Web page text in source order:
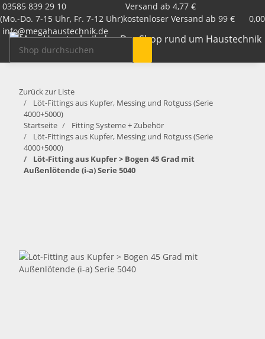
03585 839 29 10
(Mo.-Do. 7-15 Uhr, Fr. 7-12 Uhr)
info@megahaustechnik.de
Versand ab 4,77 €
kostenloser Versand ab 99 €
Zurück zur Liste
Löt-Fittings aus Kupfer, Messing und Rotguss (Serie
4000+5000)
Startseite
Fitting Systeme + Zubehör
Löt-Fittings aus Kupfer, Messing und Rotguss (Serie
4000+5000)
Löt-Fitting aus Kupfer > Bogen 45 Grad mit
Außenlötende (i-a) Serie 5040